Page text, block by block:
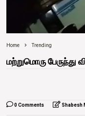
Home Trending
மற்றுமொரு பேருந்து
0 Comments Shabesh